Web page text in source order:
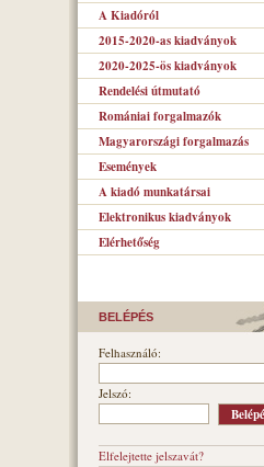
A Kiadóról
2015-2020-as kiadványok
2020-2025-ös kiadványok
Rendelési útmutató
Romániai forgalmazók
Magyarországi forgalmazás
Események
A kiadó munkatársai
Elektronikus kiadványok
Elérhetőség
BELÉPÉS
Felhasználó:
Jelszó:
Elfelejtette jelszavát?